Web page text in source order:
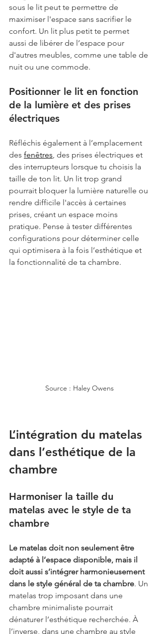
sous le lit peut te permettre de
maximiser l'espace sans sacrifier le
confort. Un lit plus petit te permet
aussi de libérer de l’espace pour
d'autres meubles, comme une table de
nuit ou une commode.
Positionner le lit en fonction
de la lumière et des prises
électriques
Réfléchis également à l’emplacement
des fenêtres, des prises électriques et
des interrupteurs lorsque tu choisis la
taille de ton lit. Un lit trop grand
pourrait bloquer la lumière naturelle ou
rendre difficile l'accès à certaines
prises, créant un espace moins
pratique. Pense à tester différentes
configurations pour déterminer celle
qui optimisera à la fois l’esthétique et
la fonctionnalité de ta chambre.
Source : Haley Owens
L’intégration du matelas
dans l’esthétique de la
chambre
Harmoniser la taille du
matelas avec le style de ta
chambre
Le matelas doit non seulement être
adapté à l’espace disponible, mais il
doit aussi s’intégrer harmonieusement
dans le style général de ta chambre. Un
matelas trop imposant dans une
chambre minimaliste pourrait
dénaturer l’esthétique recherchée. À
l’inverse, dans une chambre au style